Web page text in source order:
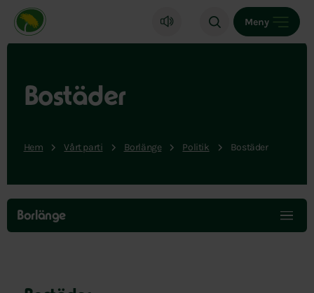
Miljöpartiet de gröna, startsida
Meny
Bostäder
Hem Vårt parti Borlänge Politik Bostäder
Hoppa
över
menyn
Borlänge